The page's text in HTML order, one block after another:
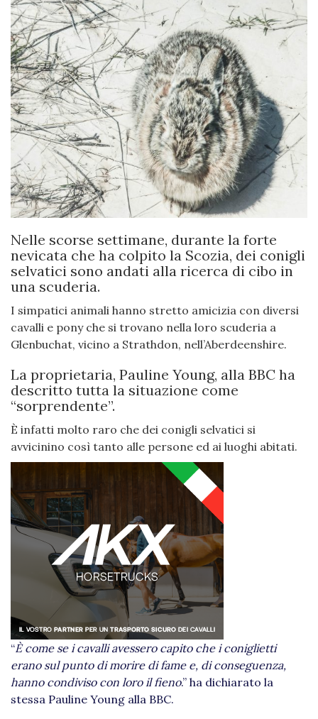
Nelle scorse settimane, durante la forte
nevicata che ha colpito la Scozia, dei conigli
selvatici sono andati alla ricerca di cibo in
una scuderia.
I simpatici animali hanno stretto amicizia con diversi
cavalli e pony che si trovano nella loro scuderia a
Glenbuchat, vicino a Strathdon, nell’Aberdeenshire.
La proprietaria, Pauline Young, alla BBC ha
descritto tutta la situazione come
“sorprendente”.
È infatti molto raro che dei conigli selvatici si
avvicinino così tanto alle persone ed ai luoghi abitati.
“È come se i cavalli avessero capito che i coniglietti
erano sul punto di morire di fame e, di conseguenza,
hanno condiviso con loro il fieno.” ha dichiarato la
stessa Pauline Young alla BBC.